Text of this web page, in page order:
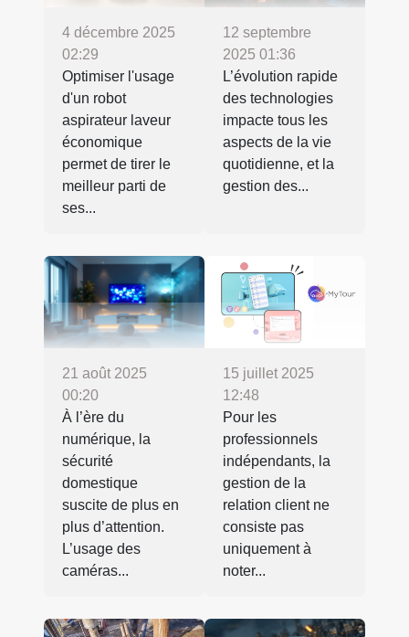
4 décembre 2025
02:29
Optimiser l'usage
d'un robot
aspirateur laveur
économique
permet de tirer le
meilleur parti de
ses...
12 septembre
2025 01:36
L’évolution rapide
des technologies
impacte tous les
aspects de la vie
quotidienne, et la
gestion des...
21 août 2025
00:20
À l’ère du
numérique, la
sécurité
domestique
suscite de plus en
plus d’attention.
L’usage des
caméras...
15 juillet 2025
12:48
Pour les
professionnels
indépendants, la
gestion de la
relation client ne
consiste pas
uniquement à
noter...